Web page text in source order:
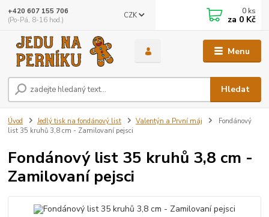
Menu
CZK
Hledat
+420 607 155 706
(Po-Pá, 8-16 hod.)
0 ks
za 0 Kč
Úvod Jedlý tisk na fondánový list Valentýn a První máj
Fondánový
list 35 kruhů 3,8 cm - Zamilovaní pejsci
Fondánový list 35 kruhů 3,8 cm -
Zamilovaní pejsci